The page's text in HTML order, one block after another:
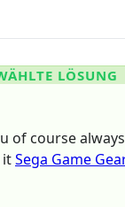
LÖSUNG
of course
itSega Game